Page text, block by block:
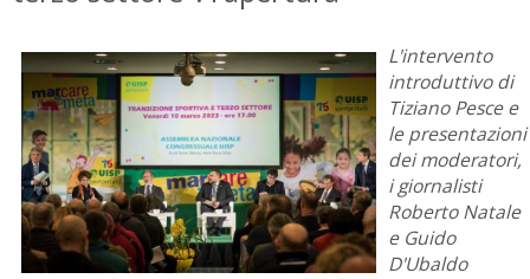
L'intervento
introduttivo di
Tiziano Pesce e
le presentazioni
dei moderatori,
i giornalisti
Roberto Natale
e Guido
D'Ubaldo